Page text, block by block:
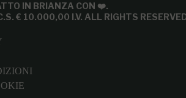
IN BRIANZA CON ❤️.
€ 10.000,00 I.V. ALL RIGHTS